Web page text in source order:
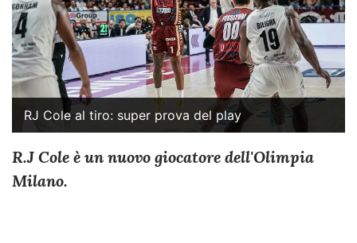
RJ Cole al tiro: super prova del play
R.J Cole è un nuovo giocatore dell'Olimpia
Milano.